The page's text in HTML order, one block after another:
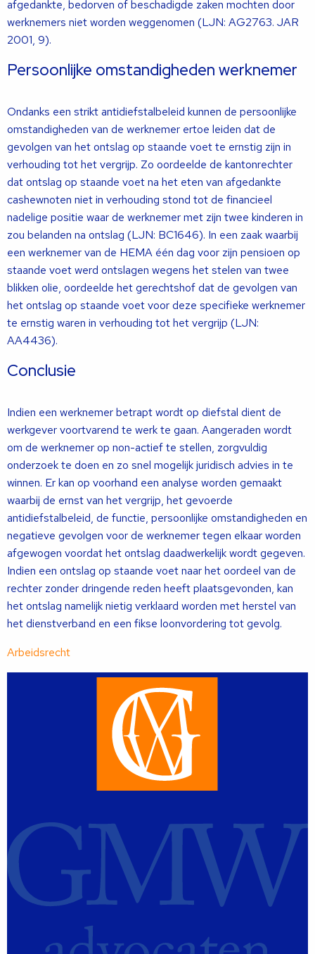
afgedankte, bedorven of beschadigde zaken mochten door
werknemers niet worden weggenomen (LJN: AG2763. JAR
2001, 9).
Persoonlijke omstandigheden werknemer
Ondanks een strikt antidiefstalbeleid kunnen de persoonlijke
omstandigheden van de werknemer ertoe leiden dat de
gevolgen van het ontslag op staande voet te ernstig zijn in
verhouding tot het vergrijp. Zo oordeelde de kantonrechter
dat ontslag op staande voet na het eten van afgedankte
cashewnoten niet in verhouding stond tot de financieel
nadelige positie waar de werknemer met zijn twee kinderen in
zou belanden na ontslag (LJN: BC1646). In een zaak waarbij
een werknemer van de HEMA één dag voor zijn pensioen op
staande voet werd ontslagen wegens het stelen van twee
blikken olie, oordeelde het gerechtshof dat de gevolgen van
het ontslag op staande voet voor deze specifieke werknemer
te ernstig waren in verhouding tot het vergrijp (LJN:
AA4436).
Conclusie
Indien een werknemer betrapt wordt op diefstal dient de
werkgever voortvarend te werk te gaan. Aangeraden wordt
om de werknemer op non-actief te stellen, zorgvuldig
onderzoek te doen en zo snel mogelijk juridisch advies in te
winnen. Er kan op voorhand een analyse worden gemaakt
waarbij de ernst van het vergrijp, het gevoerde
antidiefstalbeleid, de functie, persoonlijke omstandigheden en
negatieve gevolgen voor de werknemer tegen elkaar worden
afgewogen voordat het ontslag daadwerkelijk wordt gegeven.
Indien een ontslag op staande voet naar het oordeel van de
rechter zonder dringende reden heeft plaatsgevonden, kan
het ontslag namelijk nietig verklaard worden met herstel van
het dienstverband en een fikse loonvordering tot gevolg.
Arbeidsrecht